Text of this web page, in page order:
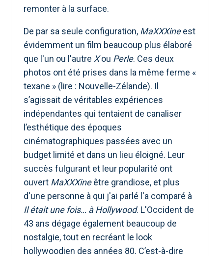
remonter à la surface.
De par sa seule configuration, MaXXXineest
évidemment un film beaucoup plus élaboré
que l'un ou l'autre Xou Perle. Ces deux
photos ont été prises dans la même ferme «
texane » (lire : Nouvelle-Zélande). Il
s’agissait de véritables expériences
indépendantes qui tentaient de canaliser
l’esthétique des époques
cinématographiques passées avec un
budget limité et dans un lieu éloigné. Leur
succès fulgurant et leur popularité ont
ouvert MaXXXineêtre grandiose, et plus
d'une personne à qui j'ai parlé l'a comparé à
Il était une fois… à Hollywood. L'Occident de
43 ans dégage également beaucoup de
nostalgie, tout en recréant le look
hollywoodien des années 80. C’est-à-dire